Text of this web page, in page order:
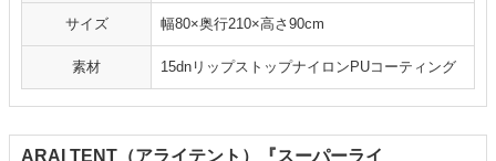
サイズ 幅80×奥行210×高さ90cm
素材 15dnリップストップナイロンPUコーティング
ARAI TENT（アライテント）『スーパーライ